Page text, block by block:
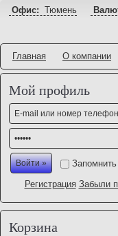
Офис: Тюмень
Главная О компании
Мой профиль
Регистрация Забыли
Корзина